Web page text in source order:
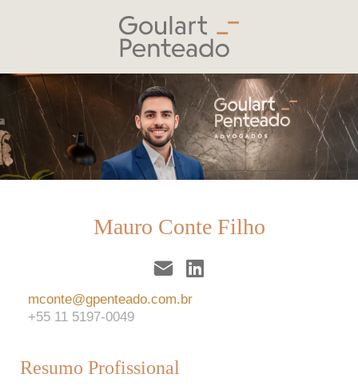
Mauro Conte Filho
mconte@gpenteado.com.br
+55 11 5197-0049
Resumo Profissional